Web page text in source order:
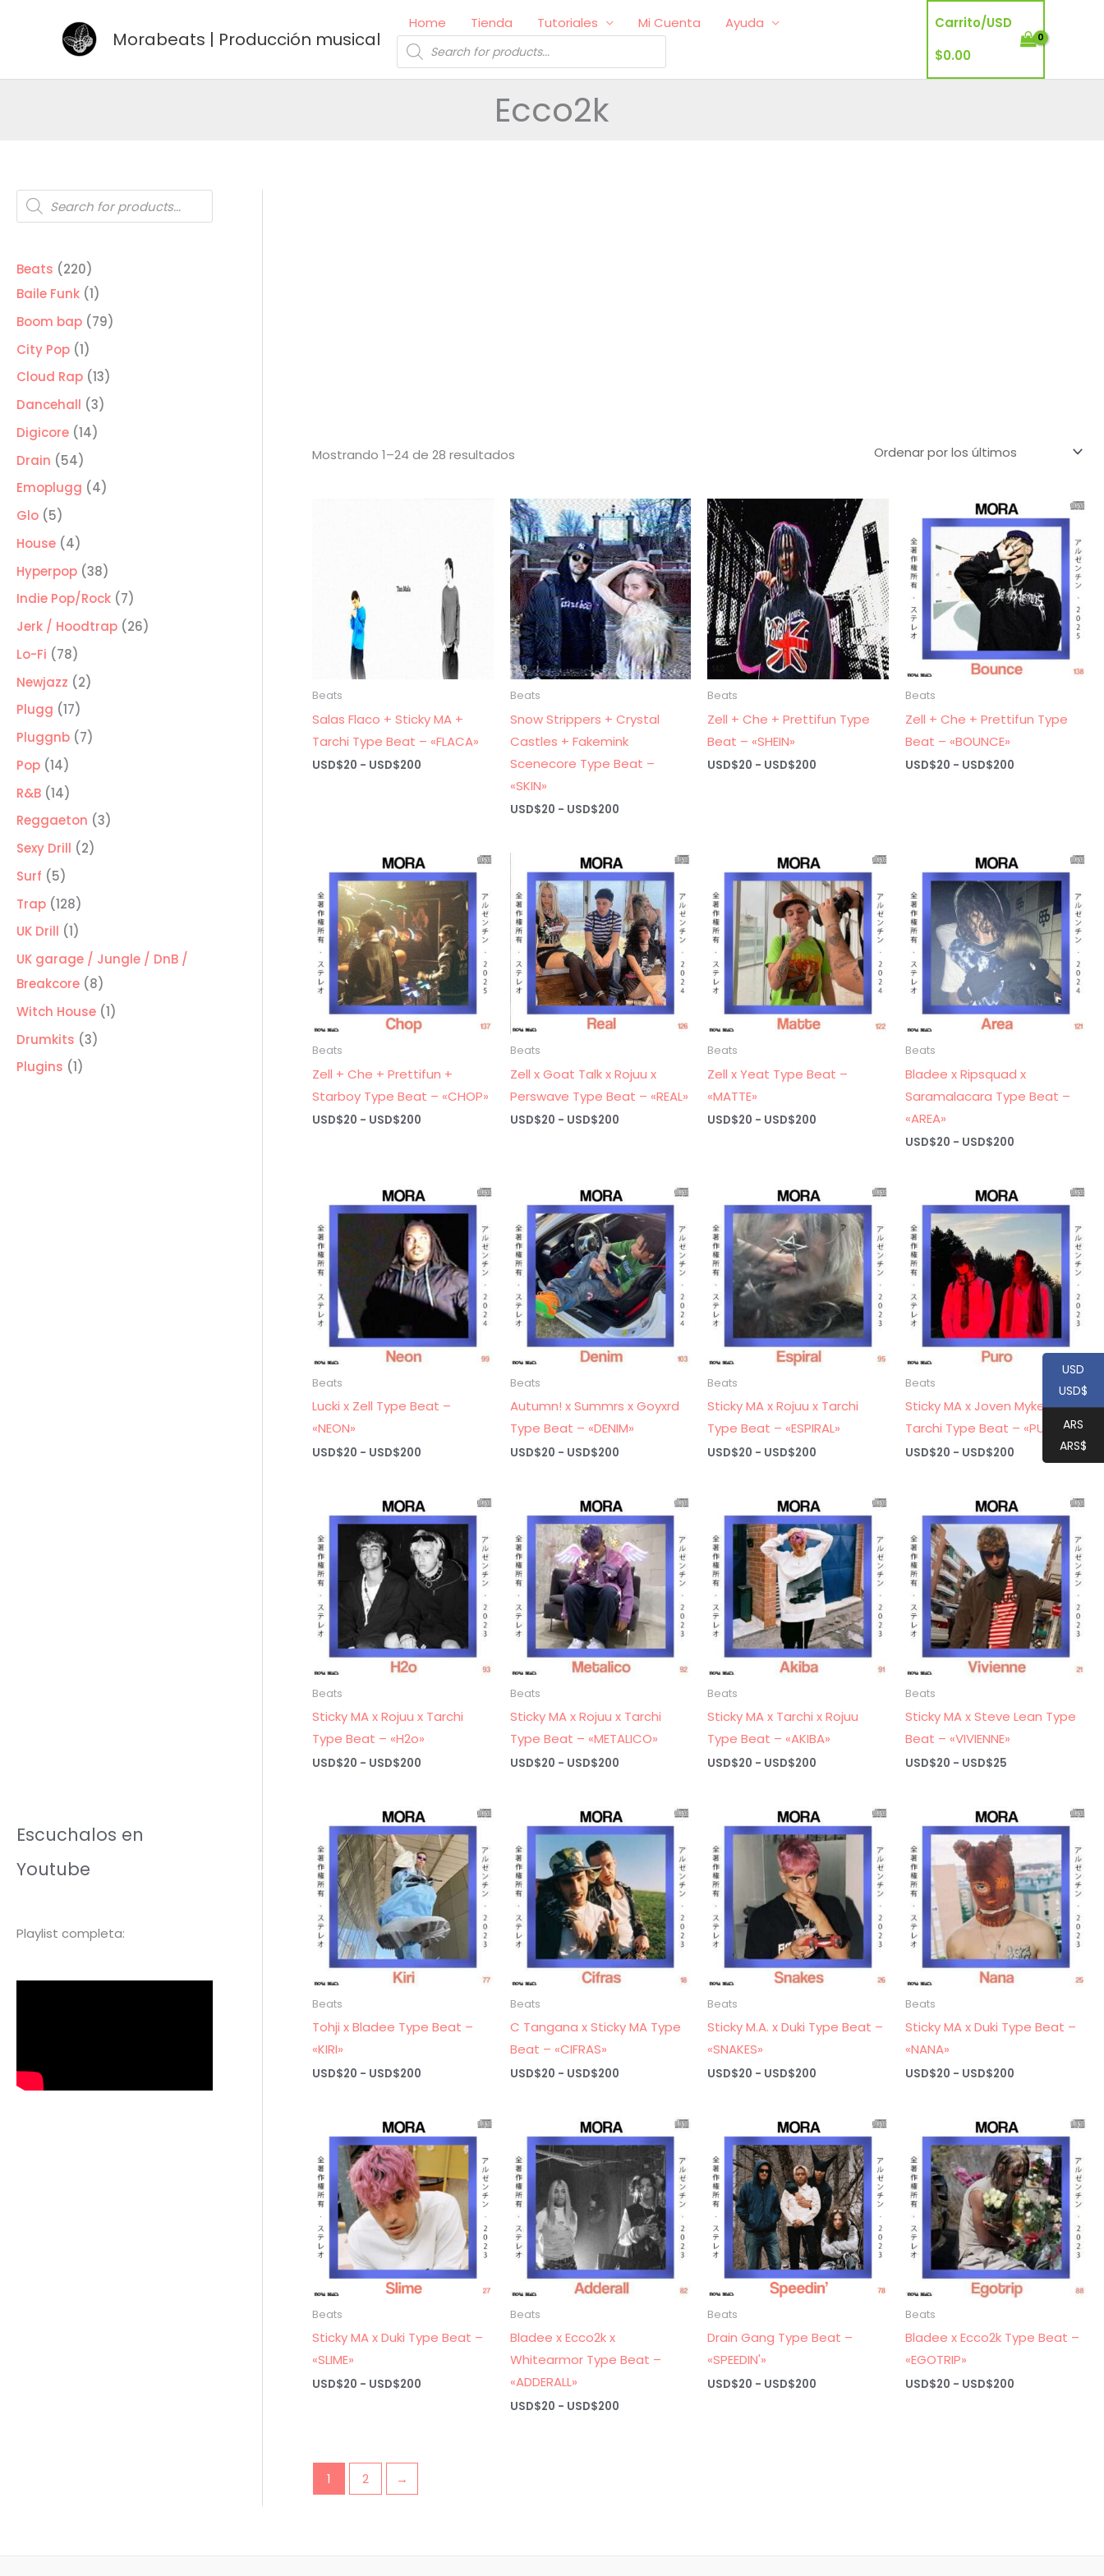
Morabeats | Producción musical
Home Tienda Tutoriales Mi Cuenta
Ayuda
Búsqueda
de
productos
Carrito/USD
$0.00
Ecco2k
Búsqueda
de
productos
Beats 220220
productos
Baile Funk 11
producto
Boom bap 7979
City Pop 11
producto
Cloud Rap 1313
Dancehall 33
Digicore 1414
Drain 5454
productos
Emoplugg 44
Glo 55
productos
House 44
productos
Hyperpop 3838
productos
Indie Pop/Rock 77
productos
Jerk / Hoodtrap 2626
Lo-Fi 7878
productos
Newjazz 22
Plugg 1717
productos
Pluggnb 77
Pop 1414
productos
R&B 1414
productos
Reggaeton 33
Sexy Drill 22
Surf 55
productos
Trap 128128
productos
UK Drill 11
producto
UK garage / Jungle / DnB /
Breakcore
88
productos
Witch House 11
Drumkits 33
Plugins 11
Escuchalos en
Youtube
Playlist completa:
Mostrando 1–24 de 28 resultadosOrdenado
Beats
Salas Flaco + Sticky MA +
Tarchi Type Beat – «FLACA»
USD$20 - USD$200Rango
Beats
Snow Strippers + Crystal
Castles + Fakemink
Scenecore Type Beat –
«SKIN»
USD$20 - USD$200Rango
USD$20
hasta
USD$200
Beats
Zell + Che + Prettifun Type
Beat – «SHEIN»
USD$20 - USD$200
Beats
Zell + Che + Prettifun Type
Beat – «BOUNCE»
USD$20 - USD$200
Beats
Zell + Che + Prettifun +
Starboy Type Beat – «CHOP»
USD$20 - USD$200Rango
hasta
USD$200
Beats
Zell x Goat Talk x Rojuu x
Perswave Type Beat – «REAL»
USD$20 - USD$200Rango
hasta
USD$200
Beats
Zell x Yeat Type Beat –
«MATTE»
USD$20 - USD$200
hasta
USD$200
Beats
Bladee x Ripsquad x
Saramalacara Type Beat –
«AREA»
USD$20 - USD$200
USD$20
hasta
Beats
Lucki x Zell Type Beat –
«NEON»
USD$20 - USD$200Rango
USD$20
hasta
USD$200
Beats
Autumn! x Summrs x Goyxrd
Type Beat – «DENIM»
USD$20 - USD$200Rango
USD$20
hasta
USD$200
Beats
Sticky MA x Rojuu x Tarchi
Type Beat – «ESPIRAL»
USD$20 - USD$200
USD$20
hasta
USD$200
Beats
Sticky MA x Joven Myke x
Tarchi Type Beat – «PURO»
USD$20 - USD$200
USD$20
hasta
USD$200
Beats
Sticky MA x Rojuu x Tarchi
Type Beat – «H2o»
USD$20 - USD$200Rango
USD$20
hasta
USD$200
Beats
Sticky MA x Rojuu x Tarchi
Type Beat – «METALICO»
USD$20 - USD$200Rango
USD$20
hasta
Beats
Sticky MA x Tarchi x Rojuu
Type Beat – «AKIBA»
USD$20 - USD$200
USD$20
hasta
USD$200
Beats
Sticky MA x Steve Lean Type
Beat – «VIVIENNE»
USD$20 - USD$25
USD$20
hasta
USD$25
Beats
Tohji x Bladee Type Beat –
«KIRI»
USD$20 - USD$200Rango
USD$20
hasta
USD$200
Beats
C Tangana x Sticky MA Type
Beat – «CIFRAS»
USD$20 - USD$200Rango
USD$20
hasta
USD$200
Beats
Sticky M.A. x Duki Type Beat –
«SNAKES»
USD$20 - USD$200
USD$20
hasta
USD$200
Beats
Sticky MA x Duki Type Beat –
«NANA»
USD$20 - USD$200
USD$20
hasta
USD$200
Beats
Sticky MA x Duki Type Beat –
«SLIME»
USD$20 - USD$200Rango
Beats
Bladee x Ecco2k x
Whitearmor Type Beat –
«ADDERALL»
USD$20 - USD$200Rango
Beats
Drain Gang Type Beat –
«SPEEDIN'»
USD$20 - USD$200
Beats
Bladee x Ecco2k Type Beat –
«EGOTRIP»
USD$20 - USD$200
1 2 →
USD
USD$
ARS
ARS$